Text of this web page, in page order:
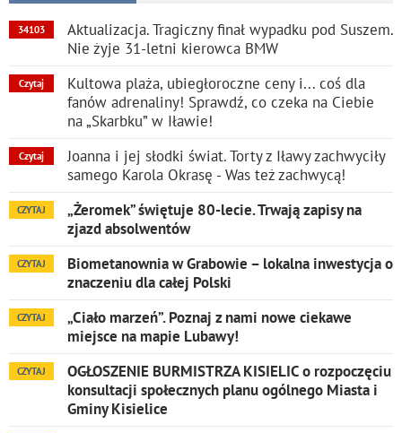
34103
Aktualizacja. Tragiczny finał wypadku pod Suszem.
Nie żyje 31-letni kierowca BMW
Czytaj
Kultowa plaża, ubiegłoroczne ceny i... coś dla
fanów adrenaliny! Sprawdź, co czeka na Ciebie
na „Skarbku” w Iławie!
Czytaj
Joanna i jej słodki świat. Torty z Iławy zachwyciły
samego Karola Okrasę - Was też zachwycą!
CZYTAJ
„Żeromek” świętuje 80-lecie. Trwają zapisy na
zjazd absolwentów
CZYTAJ
Biometanownia w Grabowie – lokalna inwestycja o
znaczeniu dla całej Polski
CZYTAJ
„Ciało marzeń”. Poznaj z nami nowe ciekawe
miejsce na mapie Lubawy!
CZYTAJ
OGŁOSZENIE BURMISTRZA KISIELIC o rozpoczęciu
konsultacji społecznych planu ogólnego Miasta i
Gminy Kisielice